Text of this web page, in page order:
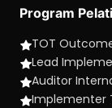
Program
TOT
Lead
Auditor
Implementer